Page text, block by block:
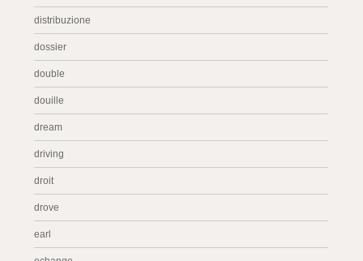
distribuzione
dossier
double
douille
dream
driving
droit
drove
earl